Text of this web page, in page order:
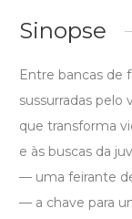
Sinopse
Entre bancas de
sussurradas
que transforma
e às buscas da
— uma feirante
— a chave para